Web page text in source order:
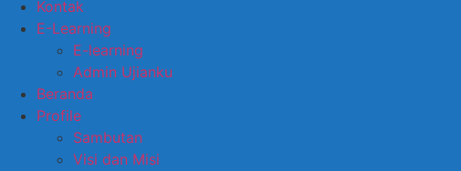
Kontak
E-Learning
E-learning
Admin Ujianku
Beranda
Profile
Sambutan
Visi dan Misi